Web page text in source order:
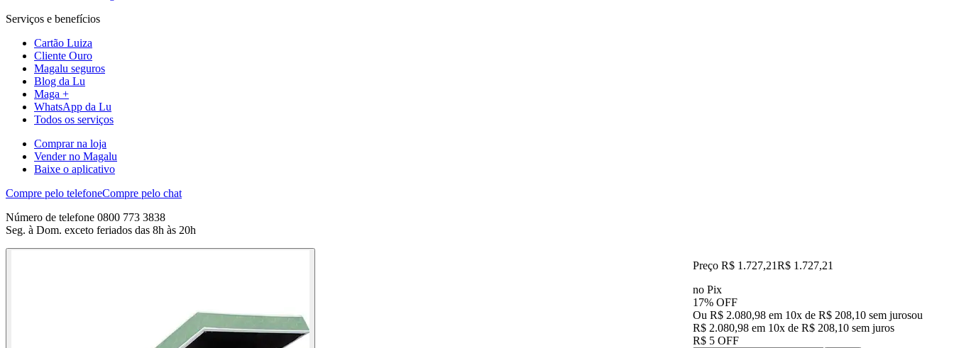
Serviços e benefícios
Cartão Luiza
Cliente Ouro
Magalu seguros
Blog da Lu
Maga +
WhatsApp da Lu
Todos os serviços
Comprar na loja
Vender no Magalu
Baixe o aplicativo
Compre pelo telefoneCompre pelo chat
Número de telefone 0800 773 3838
Seg. à Dom. exceto feriados das 8h às 20h
Preço R$ 1.727,21R$ 1.727,21
no Pix
17% OFF
Ou R$ 2.080,98 em 10x de R$ 208,10 sem jurosou
R$ 2.080,98 em 10x de R$ 208,10 sem juros
R$ 5 OFF